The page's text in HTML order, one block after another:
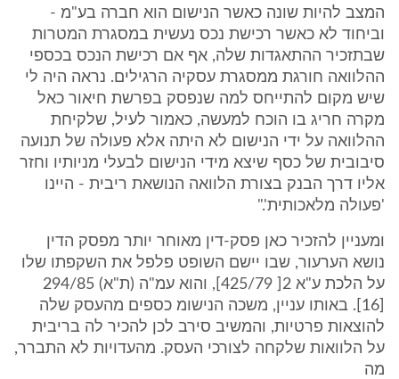
המצב להיות שונה כאשר הנישום הוא חברה בע"מ -
וביחוד לא כאשר רכישת נכס נעשית במסגרת המטרות
שבתזכיר ההתאגדות שלה, אף אם רכישת הנכס בכספי
ההלוואה חורגת ממסגרת עסקיה הרגילים. נראה היה לי
שיש מקום להתייחס למה שנפסק בפרשת חיאור כאל
מקרה חריג בו הוכח למעשה, כאמור לעיל, שלקיחת
ההלוואה על ידי הנישום לא היתה אלא פעולה של תנועה
סיבובית של כסף שיצא מידי הנישום לבעלי מניותיו וחזר
אליו דרך הבנק בצורת הלוואה הנושאת ריבית - היינו
'פעולה מלאכותית'."
ומעניין להזכיר כאן פסק-דין מאוחר יותר מפסק הדין
נושא הערעור, שבו יישם השופט פלפל את השקפתו שלו
על הלכת ע"א 2[ 425/79], והוא עמ"ה (ת"א) 294/85
[16]. באותו עניין, משכה הנישומ כספים מהעסק שלה
להוצאות פרטיות, והמשיב סירב לכן להכיר לה בריבית
על הלוואות שלקחה לצורכי העסק. מהעדויות לא התברר,
מה